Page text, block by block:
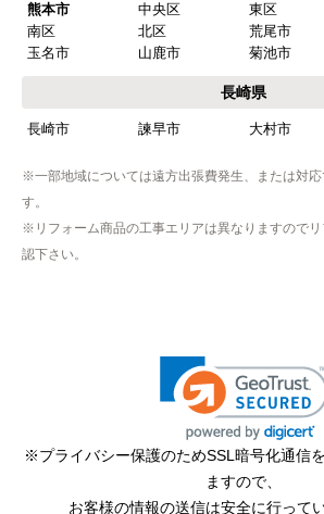
熊本市 中央区 東区
南区
北区 荒尾市
玉名市
山鹿市 菊池市
長崎県
長崎市 諫早市 大村市
※一部地域については遠方出張費発生、または対応
す。
※リフォーム商品の工事エリアは異なりますので
認下さい。
※プライバシー保護のためSSL暗号化通信
ますので、
お客様の情報の送信は安全に行って